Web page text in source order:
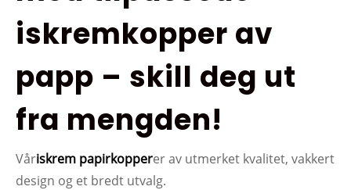
iskremkopper av
papp – skill deg ut
fra mengden!
Våriskrem papirkopperer av utmerket kvalitet, vakkert
design og et bredt utvalg.